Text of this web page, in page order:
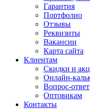
Гарантия
Портфолио
Отзывы
Реквизиты
Вакансии
Карта сайта
Клиентам
Скидки и
Онлайн-
Вопрос-ответ
Оптовикам
Контакты